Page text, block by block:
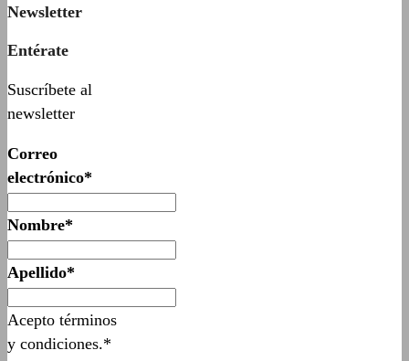
Newsletter
Entérate
Suscríbete al
newsletter
Correo
electrónico*
Nombre*
Apellido*
Acepto términos
y condiciones.*